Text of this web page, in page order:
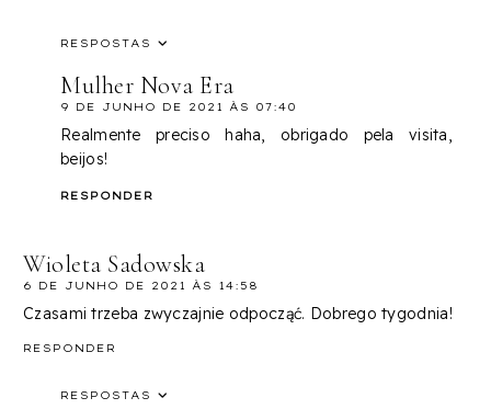
RESPOSTAS
Mulher Nova Era
9 DE JUNHO DE 2021 ÀS 07:40
Realmente preciso haha, obrigado pela visita,
beijos!
RESPONDER
Wioleta Sadowska
6 DE JUNHO DE 2021 ÀS 14:58
Czasami trzeba zwyczajnie odpocząć. Dobrego tygodnia!
RESPONDER
RESPOSTAS